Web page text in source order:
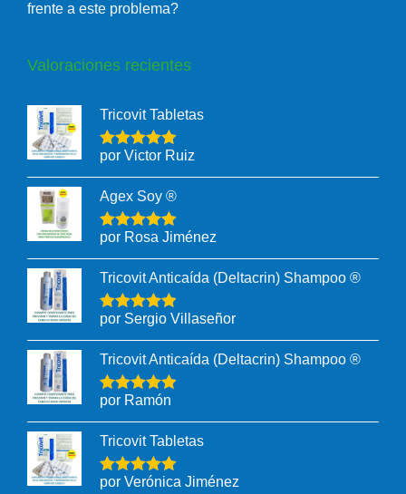
frente a este problema?
Valoraciones recientes
Tricovit Tabletas
por Victor Ruiz
Agex Soy ®
por Rosa Jiménez
Tricovit Anticaída (Deltacrin) Shampoo ®
por Sergio Villaseñor
Tricovit Anticaída (Deltacrin) Shampoo ®
por Ramón
Tricovit Tabletas
por Verónica Jiménez